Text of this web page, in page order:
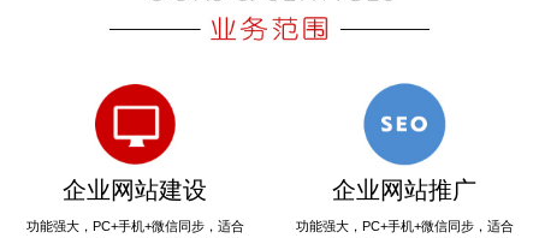
企业网站建设
功能强大，PC+手机+微信同步，适合
企业网站推广
功能强大，PC+手机+微信同步，适合